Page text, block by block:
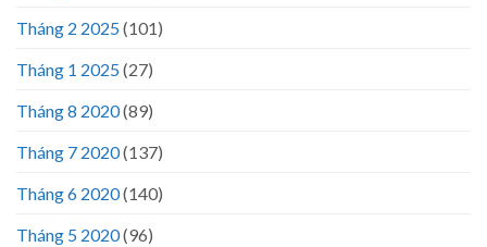
Tháng 2 2025(101)
Tháng 1 2025(27)
Tháng 8 2020(89)
Tháng 7 2020(137)
Tháng 6 2020(140)
Tháng 5 2020(96)